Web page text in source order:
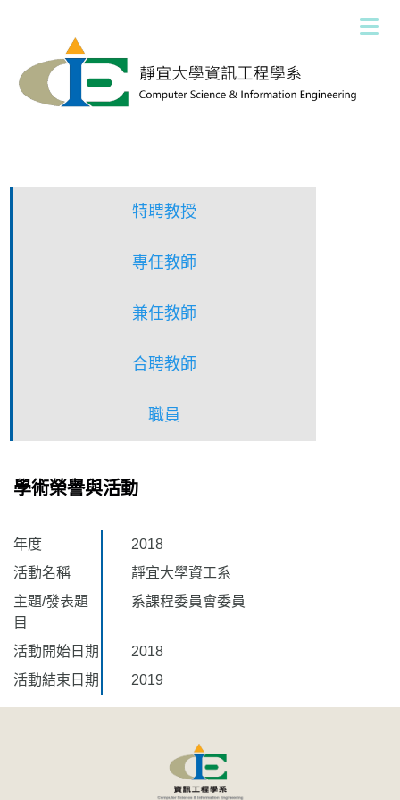
內
特聘教授
專任教師
兼任教師
合聘教師
職員
學術榮譽與活動
年度
2018
活動名稱
靜宜大學資工系
主題/發表題
目
系課程委員會委員
活動開始日期
2018
活動結束日期
2019